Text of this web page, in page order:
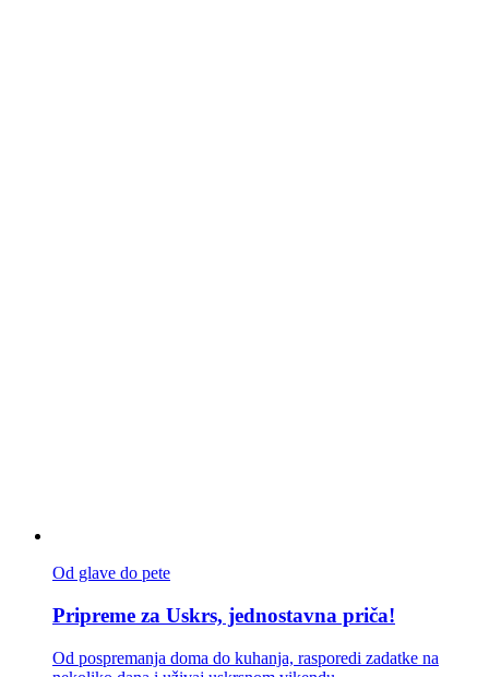
Od glave do pete
Pripreme za Uskrs, jednostavna priča!
Od pospremanja doma do kuhanja, rasporedi zadatke na